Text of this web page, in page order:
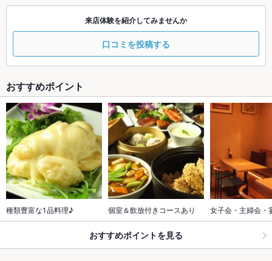
来店体験を紹介してみませんか
口コミを投稿する
おすすめポイント
種類豊富な1品料理♪ 個室＆飲放付きコースあり 女子会・主婦会・
おすすめポイントを見る